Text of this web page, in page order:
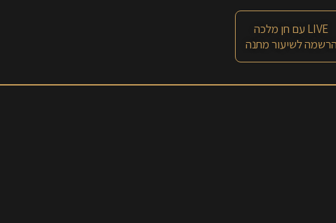
LIVE עם חן מלכה
הרשמה לשיעור מתנה